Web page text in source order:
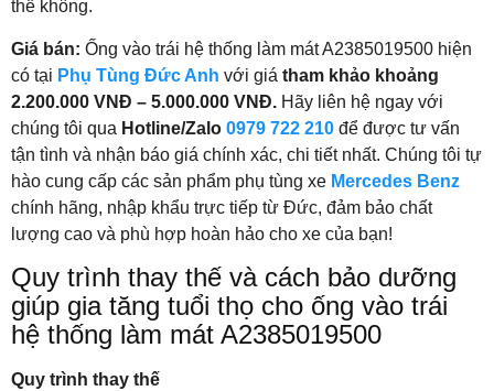
thế không.
Giá bán: Ống vào trái hệ thống làm mát A2385019500 hiện
có tại Phụ Tùng Đức Anh với giá tham khảo khoảng
2.200.000 VNĐ – 5.000.000 VNĐ. Hãy liên hệ ngay với
chúng tôi qua Hotline/Zalo 0979 722 210 để được tư vấn
tận tình và nhận báo giá chính xác, chi tiết nhất. Chúng tôi tự
hào cung cấp các sản phẩm phụ tùng xe Mercedes Benz
chính hãng, nhập khẩu trực tiếp từ Đức, đảm bảo chất
lượng cao và phù hợp hoàn hảo cho xe của bạn!
Quy trình thay thế và cách bảo dưỡng
giúp gia tăng tuổi thọ cho ống vào trái
hệ thống làm mát A2385019500
Quy trình thay thế